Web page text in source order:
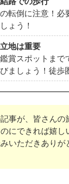
転倒に注意！必
ょう！
地は重要
賞スポットまで
ましょう！徒歩
事が、皆さんの
にできれば嬉し
いただきありが